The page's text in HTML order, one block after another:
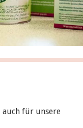
für unsere